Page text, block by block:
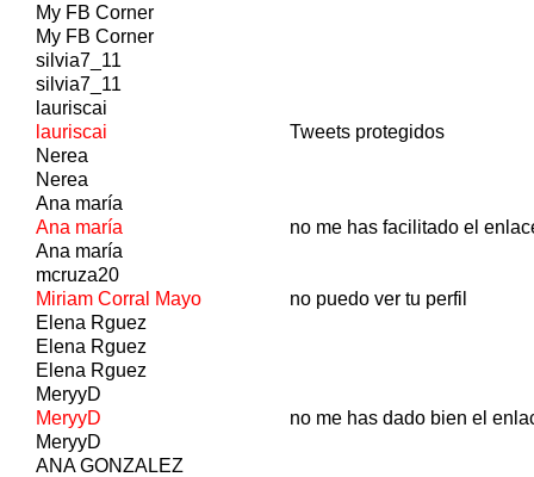
My FB Corner
My FB Corner
silvia7_11
silvia7_11
lauriscai
lauriscai
Tweets protegidos
Nerea
Nerea
Ana maría
Ana maría
no me has facilitado el
Ana maría
mcruza20
Miriam Corral Mayo
no puedo ver tu perfil
Elena Rguez
Elena Rguez
Elena Rguez
MeryyD
MeryyD
no me has dado bien el
MeryyD
ANA GONZALEZ